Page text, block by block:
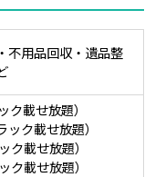
不用品回収・遺品整
載せ放題）
ク載せ放題）
載せ放題）
載せ放題）